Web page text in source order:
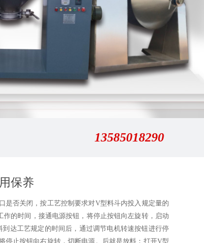
13585018290
保养
否关闭，按工艺控制要求对V型料斗内投入规定量的
的时间，接通电源按钮，将停止按钮向左旋转，启动
达工艺规定的时间后，通过调节电机转速按钮进行停
停止按钮向右旋转，切断电源。后就是放料：打开V型